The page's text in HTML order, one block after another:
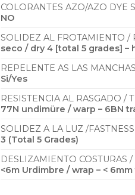
COLORANTES AZO/AZO DYE
NO
SOLIDEZ AL FROTAMIENTO /
seco / dry 4 [total 5 grades] –
REPELENTE AS LAS
Si/Yes
RESISTENCIA AL RASGADO /
77N undimüre / warp – 6BN
SOLIDEZ A LA LUZ /
3 (Total 5 Grades)
DESLIZAMIENTO COSTURAS
<6m Urdimbre / wrap – <